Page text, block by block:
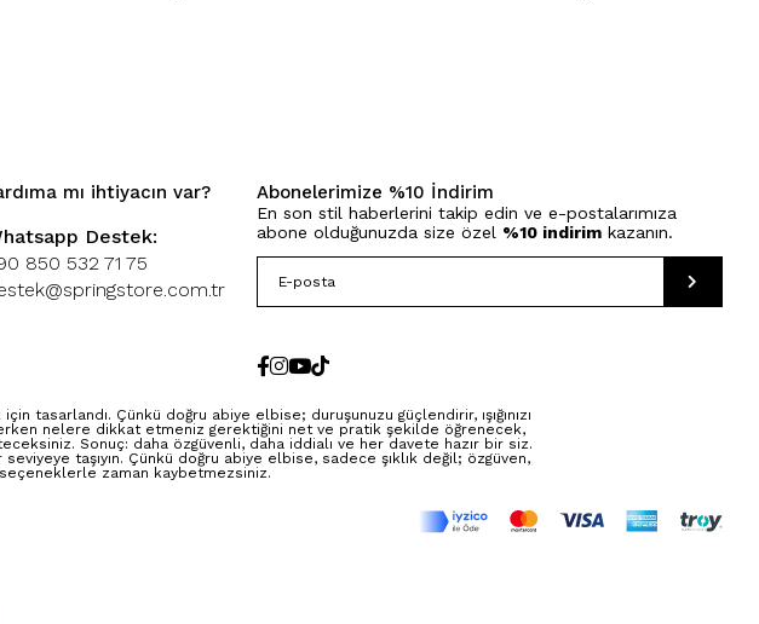
mı ihtiyacın var?
Destek:
850 532 71 75
Abonelerimize %10 İndirim
En son stil haberlerini takip edin ve e-postalarımıza
abone olduğunuzda size özel %10 indirimkazanın.
Çünkü doğru abiye elbise; duruşunuzu güçlendirir, ışığınızı
nelere dikkat etmeniz gerektiğini net ve pratik şekilde öğrenecek,
Sonuç: daha özgüvenli, daha iddialı ve her davete hazır bir siz.
taşıyın. Çünkü doğru abiye elbise, sadece şıklık değil; özgüven,
zaman kaybetmezsiniz.